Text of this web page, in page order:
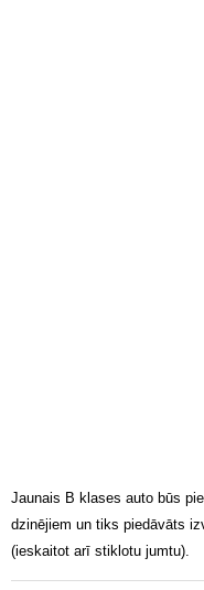
Jaunais B klases auto būs
dzinējiem un tiks piedāvāts
(ieskaitot arī stiklotu jumtu).